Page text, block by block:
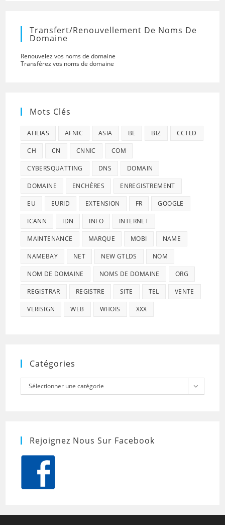
Transfert/renouvellement De Noms De
Domaine
Renouvelez vos noms de domaine
Transférez vos noms de domaine
Mots Clés
AFILIAS AFNIC ASIA BE BIZ CCTLD
CH CN CNNIC COM
CYBERSQUATTING DNS DOMAIN
DOMAINE ENCHÈRES ENREGISTREMENT
EU EURID EXTENSION FR GOOGLE
ICANN IDN INFO INTERNET
MAINTENANCE MARQUE MOBI NAME
NAMEBAY NET NEW GTLDS NOM
NOM DE DOMAINE NOMS DE DOMAINE ORG
REGISTRAR REGISTRE SITE TEL VENTE
VERISIGN WEB WHOIS XXX
Catégories
Catégories
Sélectionner une catégorie
Rejoignez Nous Sur Facebook